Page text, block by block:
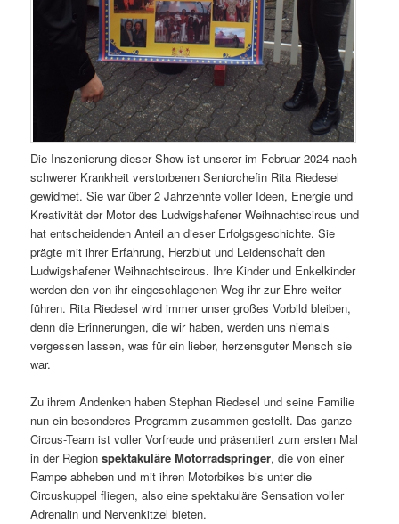
Die Inszenierung dieser Show ist unserer im Februar 2024 nach
schwerer Krankheit verstorbenen Seniorchefin Rita Riedesel
gewidmet. Sie war über 2 Jahrzehnte voller Ideen, Energie und
Kreativität der Motor des Ludwigshafener Weihnachtscircus und
hat entscheidenden Anteil an dieser Erfolgsgeschichte. Sie
prägte mit ihrer Erfahrung, Herzblut und Leidenschaft den
Ludwigshafener Weihnachtscircus. Ihre Kinder und Enkelkinder
werden den von ihr eingeschlagenen Weg ihr zur Ehre weiter
führen. Rita Riedesel wird immer unser großes Vorbild bleiben,
denn die Erinnerungen, die wir haben, werden uns niemals
vergessen lassen, was für ein lieber, herzensguter Mensch sie
war.
Zu ihrem Andenken haben Stephan Riedesel und seine Familie
nun ein besonderes Programm zusammen gestellt. Das ganze
Circus-Team ist voller Vorfreude und präsentiert zum ersten Mal
in der Regionspektakuläre Motorradspringer, die von einer
Rampe abheben und mit ihren Motorbikes bis unter die
Circuskuppel fliegen, also eine spektakuläre Sensation voller
Adrenalin und Nervenkitzel bieten.